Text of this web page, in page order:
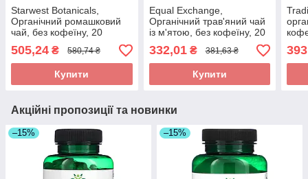
Starwest Botanicals,
Органічний ромашковий
чай, без кофеїну, 20
органічних чайних
пакетиків, 30 г (1,4
505,24 ₴ 580,74 ₴
Купити
Equal Exchange,
Органічний трав'яний чай
із м'ятою, без кофеїну, 20
чайних пакетиків, 28 г
(0,99 унції) оригінал
332,01₴ 381,63 ₴
Купити
Акційні пропозиції та новинки
–15% –15%